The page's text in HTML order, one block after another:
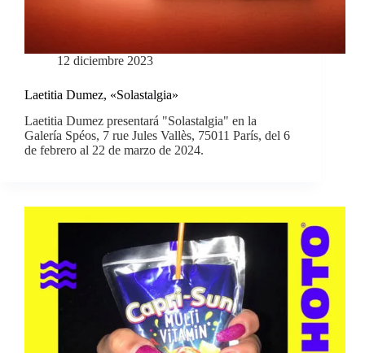
12 diciembre 2023
Laetitia Dumez, «Solastalgia»
Laetitia Dumez presentará "Solastalgia" en la
Galería Spéos, 7 rue Jules Vallès, 75011 París, del 6
de febrero al 22 de marzo de 2024.